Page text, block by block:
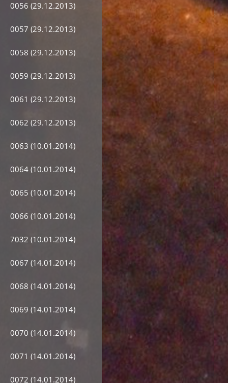
0056 (29.12.2013)
0057 (29.12.2013)
0058 (29.12.2013)
0059 (29.12.2013)
0061 (29.12.2013)
0062 (29.12.2013)
0063 (10.01.2014)
0064 (10.01.2014)
0065 (10.01.2014)
0066 (10.01.2014)
7032 (10.01.2014)
0067 (14.01.2014)
0068 (14.01.2014)
0069 (14.01.2014)
0070 (14.01.2014)
0071 (14.01.2014)
0072 (14.01.2014)